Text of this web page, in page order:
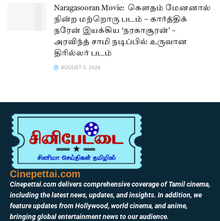
Naragasooran Movie: கௌதம் மேனனால்
நின்ற மற்றொரு படம் – கார்த்திக்
நரேன் இயக்கிய ‘நரகாசூரன்’ –
அரவிந்த் சாமி நடிப்பில் உருவான
திரில்லர் படம்
AUGUST 5, 2026
Cinepettai.com
Cinepettai.com delivers comprehensive coverage of Tamil cinema,
including the latest news, updates, and insights. In addition, we
feature updates from Hollywood, world cinema, and anime,
bringing global entertainment news to our audience.